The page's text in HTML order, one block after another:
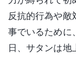
反抗的行為や敵
事でいるために
日、サタンは地